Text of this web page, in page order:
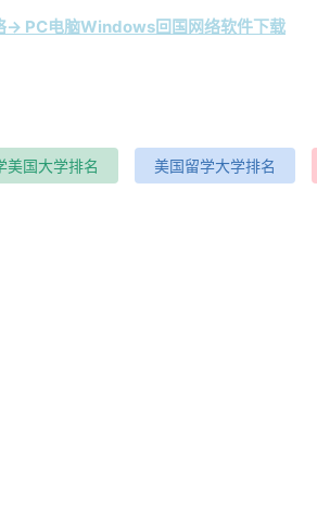
→ PC电脑Windows回国网络软件下载
美国大学排名 美国留学大学排名